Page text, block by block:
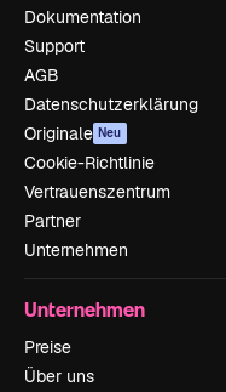
Dokumentation
Support
AGB
Datenschutzerklärung
Originale Neu
Cookie-Richtlinie
Vertrauenszentrum
Partner
Unternehmen
Unternehmen
Preise
Über uns